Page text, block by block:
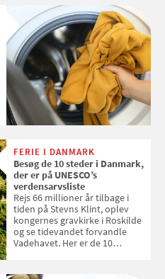
favoritter. Det fejrer Samvirke
med en quiz om alt det danske
frugt, vi elsker. Konkurrencen
slutter fredag d. 18. september
2026
FERIE I DANMARK
Besøg de 10 steder i Danmark,
der er på UNESCO’s
verdensarvsliste
Rejs 66 millioner år tilbage i
tiden på Stevns Klint, oplev
kongernes gravkirke i Roskilde
og se tidevandet forvandle
Vadehavet. Her er de 10